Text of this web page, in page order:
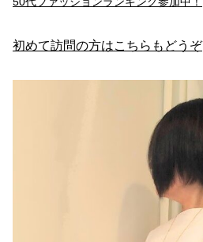
初めて訪問の方はこちらもどうぞ